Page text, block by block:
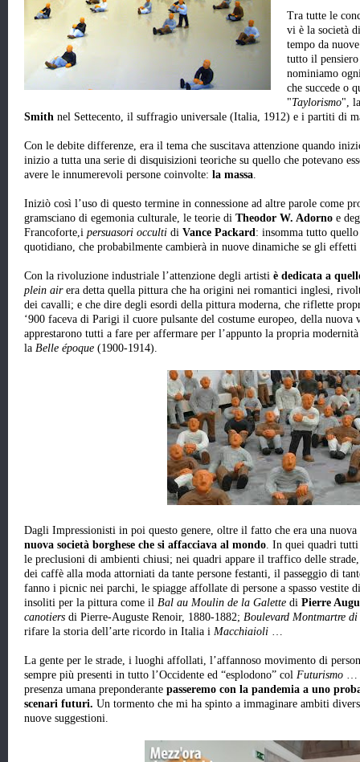
Tra tutte le
vi è la società
tempo da
tutto il
nominiamo
che succede o
"Taylorismo",
Smith nel Settecento, il suffragio universale (Italia, 1912) e i partiti di
Con le debite differenze, era il tema che suscitava attenzione quando
inizio a tutta una serie di disquisizioni teoriche su quello che potevano
avere le innumerevoli persone coinvolte: la massa.
Iniziò così l’uso di questo termine in connessione ad altre parole come
gramsciano di egemonia culturale, le teorie di Theodor W. Adorno e
Francoforte,i persuasori occulti di Vance Packard: insomma tutto
quotidiano, che probabilmente cambierà in nuove dinamiche se gli
Con la rivoluzione industriale l’attenzione degli artisti è dedicata a
plein airera detta quella pittura che ha origini nei romantici inglesi,
dei cavalli; e che dire degli esordi della pittura moderna, che riflette
‘900 faceva di Parigi il cuore pulsante del costume europeo, della
apprestarono tutti a fare per affermare per l’appunto la propria
la Belle époque (1900-1914).
Dagli Impressionisti in poi questo genere, oltre il fatto che era una
nuova società borghese che si affacciava al mondo. In quei quadri tutti
le preclusioni di ambienti chiusi; nei quadri appare il traffico delle
dei caffè alla moda attorniati da tante persone festanti, il passeggio di
fanno i picnic nei parchi, le spiagge affollate di persone a spasso vestite
insoliti per la pittura come il Bal au Moulin de la Galette di Pierre
canotiers di Pierre-Auguste Renoir, 1880-1882; Boulevard Montmartre di
rifare la storia dell’arte ricordo in Italia i Macchiaioli …
La gente per le strade, i luoghi affollati, l’affannoso movimento di
sempre più presenti in tutto l’Occidente ed “esplodono” col Futurismo …
presenza umana preponderante passeremo con la pandemia a uno
scenari futuri. Un tormento che mi ha spinto a immaginare ambiti
nuove suggestioni.